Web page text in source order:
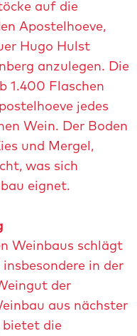
auf die
Apostelhoeve,
Hugo Hulst
anzulegen. Die
1.400 Flaschen
jedes
Wein. Der Boden
und Mergel,
was sich
eignet.
Weinbaus schlägt
in der
der
aus nächster
bietet die